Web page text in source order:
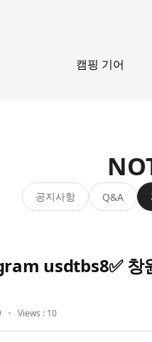
캠핑 기어
공지사항 Q&A
usdtbs8✅
Views : 10